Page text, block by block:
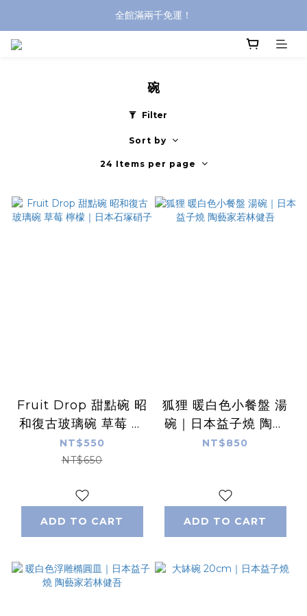
全館滿兩千免運！
全館滿兩千免運！
碗
Filter
Sort by
24 Items per page
Fruit Drop 甜點碗 昭
和復古玻璃碗 草莓 檸
檬｜日本石塚硝子
NT$550
NT$650
ADD TO CART
狐狸 暖白色小餐盤 湯
碗｜日本益子燒 陶藝
家若林健吾
NT$850
ADD TO CART